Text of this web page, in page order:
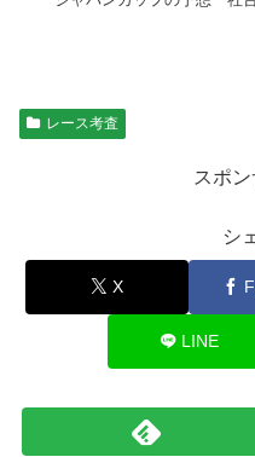
レース考査
スポ
シ
X
LINE